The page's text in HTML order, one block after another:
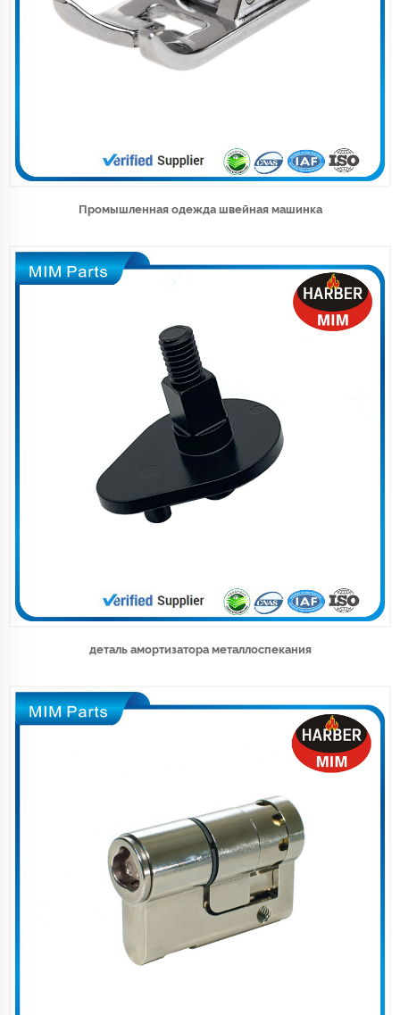
Промышленная одежда швейная машинка
деталь амортизатора металлоспекания